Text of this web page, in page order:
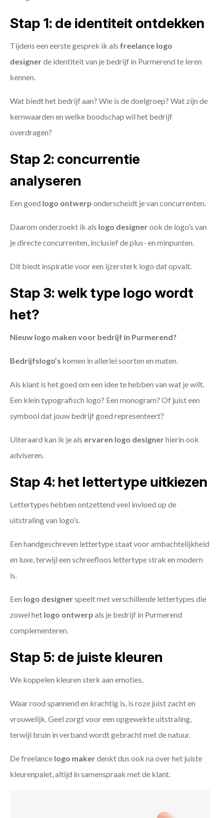
Stap 1: de identiteit ontdekken
Tijdens een eerste gesprek ik als freelance logo
designerde identiteit van je bedrijf in Purmerend te leren
kennen.
Wat biedt het bedrijf aan? Wie is de doelgroep? Wat zijn de
kernwaarden en welke boodschap wil het bedrijf
overdragen?
Stap 2: concurrentie
analyseren
Een goed logo ontwerp onderscheidt je van concurrenten.
Daarom onderzoekt ik als logo designerook de logo’s van
je directe concurrenten, inclusief de plus- en minpunten.
Dit biedt inspiratie voor een ijzersterk logo dat opvalt.
Stap 3: welk type logo wordt
het?
Nieuw logo maken voor bedrijf in Purmerend?
Bedrijfslogo’s komen in allerlei soorten en maten.
Als klant is het goed om een idee te hebben van wat je wilt.
Een klein typografisch logo? Een monogram? Of juist een
symbool dat jouw bedrijf goed representeert?
Uiteraard kan ik je als ervaren logo designerhierin ook
adviseren.
Stap 4: het lettertype uitkiezen
Lettertypes hebben ontzettend veel invloed op de
uitstraling van logo’s.
Een handgeschreven lettertype staat voor ambachtelijkheid
en luxe, terwijl een schreefloos lettertype strak en modern
is.
Een logo designerspeelt met verschillende lettertypes die
zowel het logo ontwerp als je bedrijf in Purmerend
complementeren.
Stap 5: de juiste kleuren
We koppelen kleuren sterk aan emoties.
Waar rood spannend en krachtig is, is roze juist zacht en
vrouwelijk. Geel zorgt voor een opgewekte uitstraling,
terwijl bruin in verband wordt gebracht met de natuur.
De freelance logo makerdenkt dus ook na over het juiste
kleurenpalet, altijd in samenspraak met de klant.